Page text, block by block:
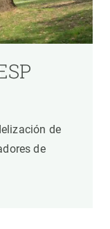
de
de